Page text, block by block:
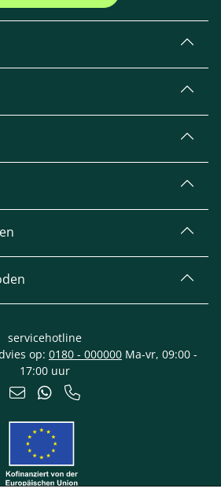
servicehotline
op: 0180 - 000000 Ma-vr, 09:00 -
17:00 uur